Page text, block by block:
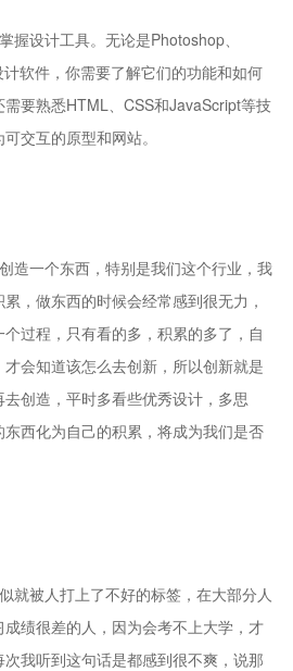
握设计工具。无论是Photoshop、
软件，你需要了解它们的功能和如何
要熟悉HTML、CSS和JavaScript等技
交互的原型和网站。
造一个东西，特别是我们这个行业，我
，做东西的时候会经常感到很无力，
过程，只有看的多，积累的多了，自
会知道该怎么去创新，所以创新就是
创造，平时多看些优秀设计，多思
西化为自己的积累，将成为我们是否
就被人打上了不好的标签，在大部分人
绩很差的人，因为会考不上大学，才
我听到这句话是都感到很不爽，说那